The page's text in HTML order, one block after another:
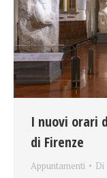
I nuovi orari
di Firenze
Appuntamenti Di